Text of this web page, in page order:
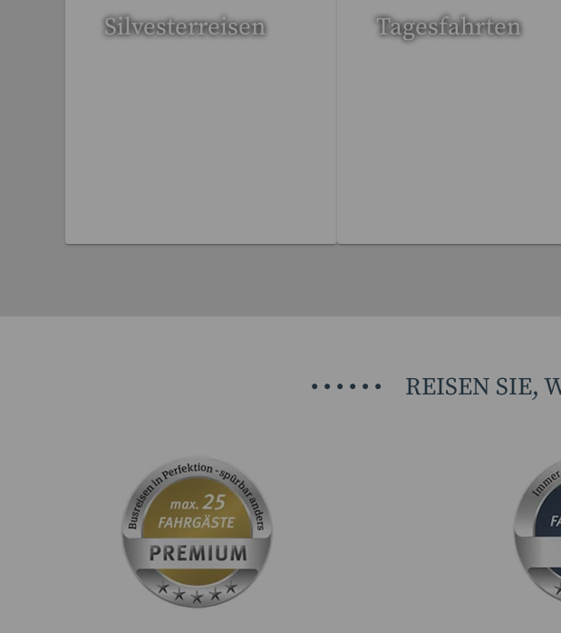
Silvesterreisen Tagesfahrten
• • • • • • REISEN SIE,